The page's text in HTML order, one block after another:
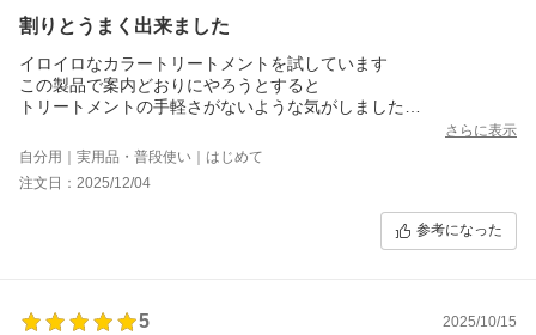
割りとうまく出来ました
イロイロなカラートリートメントを試しています
この製品で案内どおりにやろうとすると
トリートメントの手軽さがないような気がしました
そこで私流にブラシと櫛でお風呂で使ってみました
手も汚さず お風呂も汚すことなく
割りとうまく髪色かわりました
多少手抜き(案内通りでなくても)でいけると思います
さらに表示
自分用｜実用品・普段使い｜はじめて
注文日：2025/12/04
参考になった
5
2025/10/15